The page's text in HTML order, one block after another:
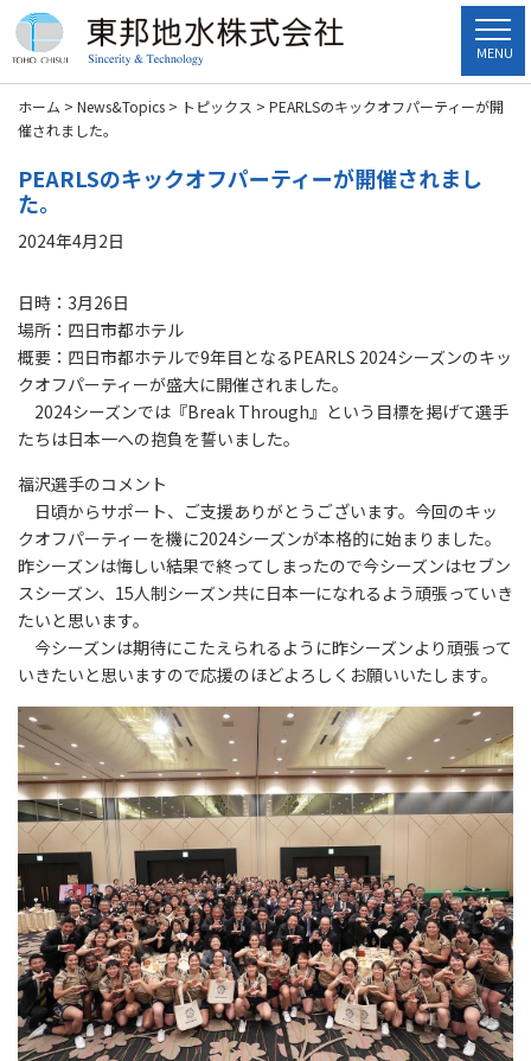
MENU
ホーム > News&Topics > トピックス > PEARLSのキックオフパーティーが開
催されました。
PEARLSのキックオフパーティーが開催されまし
た。
2024年4月2日
日時：3月26日
場所：四日市都ホテル
概要：四日市都ホテルで9年目となるPEARLS 2024シーズンのキッ
クオフパーティーが盛大に開催されました。
2024シーズンでは『Break Through』という目標を掲げて選手
たちは日本一への抱負を誓いました。
福沢選手のコメント
日頃からサポート、ご支援ありがとうございます。今回のキッ
クオフパーティーを機に2024シーズンが本格的に始まりました。
昨シーズンは悔しい結果で終ってしまったので今シーズンはセブン
スシーズン、15人制シーズン共に日本一になれるよう頑張っていき
たいと思います。
今シーズンは期待にこたえられるように昨シーズンより頑張って
いきたいと思いますので応援のほどよろしくお願いいたします。